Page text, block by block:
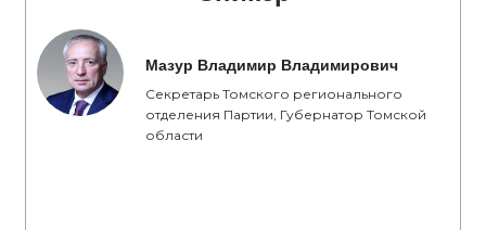
Мазур Владимир Владимирович
Секретарь Томского регионального
отделения Партии, Губернатор Томской
области